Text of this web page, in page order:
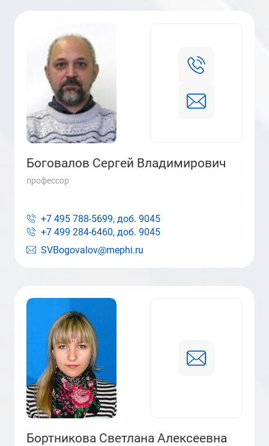
Боговалов Сергей Владимирович
профессор
SVBogovalov@mephi.ru
+7 495 788-5699, доб. 9045
+7 499 284-6460, доб. 9045
Бортникова Светлана Алексеевна